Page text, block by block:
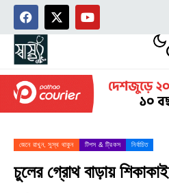
জেনে রাখুন, সুস্থ থাকুন টিপস & ট্রিকস নির্বাচিত
চুলের গ্রোথ বাড়ায় শিকাকাই